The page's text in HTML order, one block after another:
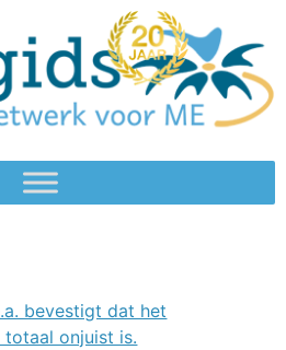
bevestigt dat het
totaal onjuist is.